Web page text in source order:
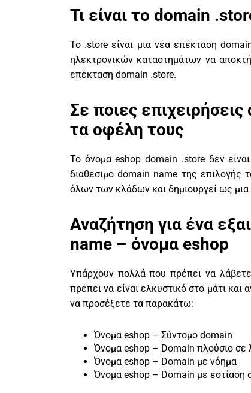
Τι είναι το domain
Το .store είναι μια νέα επέκταση
ηλεκτρονικών καταστημάτων να
επέκταση domain .store.
Σε ποιες
τα οφέλη τους
Το όνομα eshop domain .store δεν
διαθέσιμο domain name της επιλογής
όλων των κλάδων και δημιουργεί ως
Αναζήτηση για ένα
name – όνομα eshop
Υπάρχουν πολλά που πρέπει να
πρέπει να είναι ελκυστικό στο μάτι και
να προσέξετε τα παρακάτω:
Όνομα eshop – Σύντομο domain
Όνομα eshop – Domain πλούσιο σε
Όνομα eshop – Domain με νόημα
Όνομα eshop – Domain με εστίαση